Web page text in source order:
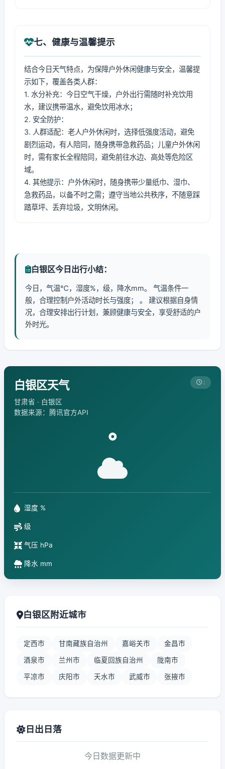
七、健康与温馨提示
结合今日天气特点，为保障户外休闲健康与安全，温馨提
示如下，覆盖各类人群：
1. 水分补充：今日空气干燥，户外出行需随时补充饮用
水，建议携带温水，避免饮用冰水；
2. 安全防护：
3. 人群适配：老人户外休闲时，选择低强度活动，避免
剧烈运动，有人陪同，随身携带急救药品；儿童户外休闲
时，需有家长全程陪同，避免前往水边、高处等危险区
域。
4. 其他提示：户外休闲时，随身携带少量纸巾、湿巾、
急救药品，以备不时之需；遵守当地公共秩序，不随意踩
踏草坪、丢弃垃圾，文明休闲。
白银区今日出行小结：
今日，气温℃，湿度%，级，降水mm。 气温条件一
般，合理控制户外活动时长与强度； 。 建议根据自身情
况，合理安排出行计划，兼顾健康与安全，享受舒适的户
外时光。
白银区天气
甘肃省 · 白银区
数据来源：腾讯官方API
:
°
湿度 %
级
气压 hPa
降水 mm
白银区附近城市
定西市 甘南藏族自治州 嘉峪关市 金昌市
酒泉市 兰州市 临夏回族自治州 陇南市
平凉市 庆阳市 天水市 武威市 张掖市
日出日落
今日数据更新中